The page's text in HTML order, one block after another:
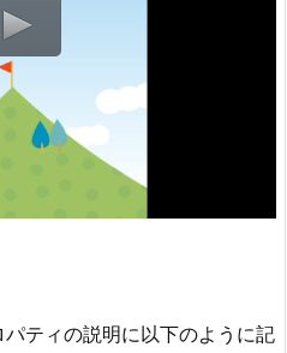
ティの説明に以下のように記